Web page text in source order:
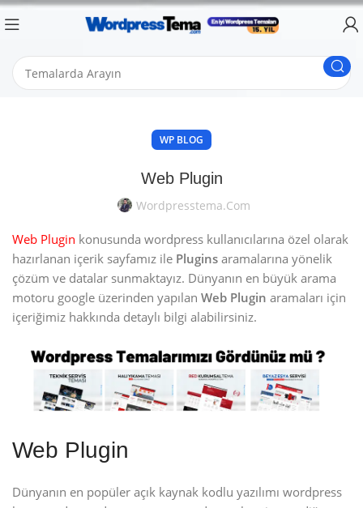
WP BLOG
Web Plugin
Wordpresstema.com
Web Plugin konusunda wordpress kullanıcılarına özel olarak
hazırlanan içerik sayfamız ile Plugins aramalarına yönelik
çözüm ve datalar sunmaktayız. Dünyanın en büyük arama
motoru google üzerinden yapılan Web Plugin aramaları için
içeriğimiz hakkında detaylı bilgi alabilirsiniz.
Web Plugin
Dünyanın en popüler açık kaynak kodlu yazılımı wordpress